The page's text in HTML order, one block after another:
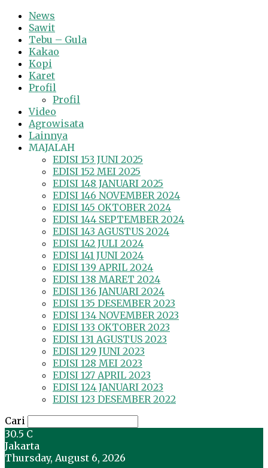
News
Sawit
Tebu – Gula
Kakao
Kopi
Karet
Profil
Profil
Video
Agrowisata
Lainnya
MAJALAH
EDISI 153 JUNI 2025
EDISI 152 MEI 2025
EDISI 148 JANUARI 2025
EDISI 146 NOVEMBER 2024
EDISI 145 OKTOBER 2024
EDISI 144 SEPTEMBER 2024
EDISI 143 AGUSTUS 2024
EDISI 142 JULI 2024
EDISI 141 JUNI 2024
EDISI 139 APRIL 2024
EDISI 138 MARET 2024
EDISI 136 JANUARI 2024
EDISI 135 DESEMBER 2023
EDISI 134 NOVEMBER 2023
EDISI 133 OKTOBER 2023
EDISI 131 AGUSTUS 2023
EDISI 129 JUNI 2023
EDISI 128 MEI 2023
EDISI 127 APRIL 2023
EDISI 124 JANUARI 2023
EDISI 123 DESEMBER 2022
Cari
30.5 C
Jakarta
Thursday, August 6, 2026